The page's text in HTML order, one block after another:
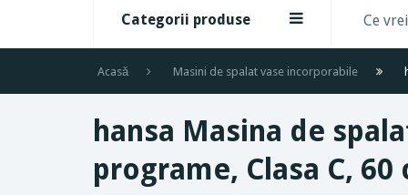
Categorii produse
Acasă Masini de spalat vase incorporabile
hansa Masina de
programe, Clasa C,